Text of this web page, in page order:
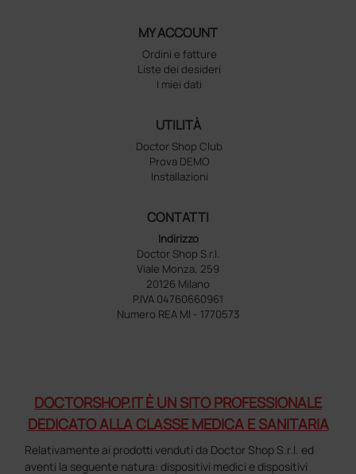
MY ACCOUNT
Ordini e fatture
Liste dei desideri
I miei dati
UTILITÀ
Doctor Shop Club
Prova DEMO
Installazioni
CONTATTI
Indirizzo
Doctor Shop S.r.l.
Viale Monza, 259
20126 Milano
P.IVA 04760660961
Numero REA MI - 1770573
DOCTORSHOP.IT È UN SITO PROFESSIONALE
DEDICATO ALLA CLASSE MEDICA E SANITARIA
Relativamente ai prodotti venduti da Doctor Shop S.r.l. ed
aventi la seguente natura: dispositivi medici e dispositivi